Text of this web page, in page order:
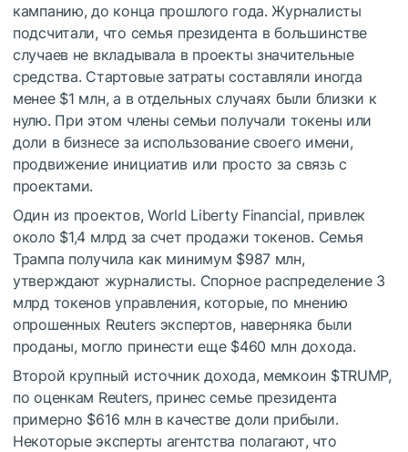
кампанию, до конца прошлого года. Журналисты
подсчитали, что семья президента в большинстве
случаев не вкладывала в проекты значительные
средства. Стартовые затраты составляли иногда
менее $1 млн, а в отдельных случаях были близки к
нулю. При этом члены семьи получали токены или
доли в бизнесе за использование своего имени,
продвижение инициатив или просто за связь с
проектами.
Один из проектов, World Liberty Financial, привлек
около $1,4 млрд за счет продажи токенов. Семья
Трампа получила как минимум $987 млн,
утверждают журналисты. Спорное распределение 3
млрд токенов управления, которые, по мнению
опрошенных Reuters экспертов, наверняка были
проданы, могло принести еще $460 млн дохода.
Второй крупный источник дохода, мемкоин $TRUMP,
по оценкам Reuters, принес семье президента
примерно $616 млн в качестве доли прибыли.
Некоторые эксперты агентства полагают, что